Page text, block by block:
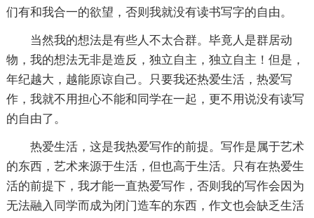
们有和我合一的欲望，否则我就没有读书写字的自由。
当然我的想法是有些人不太合群。毕竟人是群居动
物，我的想法无非是造反，独立自主，独立自主！但是，
年纪越大，越能原谅自己。只要我还热爱生活，热爱写
作，我就不用担心不能和同学在一起，更不用说没有读写
的自由了。
热爱生活，这是我热爱写作的前提。写作是属于艺术
的东西，艺术来源于生活，但也高于生活。只有在热爱生
活的前提下，我才能一直热爱写作，否则我的写作会因为
无法融入同学而成为闭门造车的东西，作文也会缺乏生活